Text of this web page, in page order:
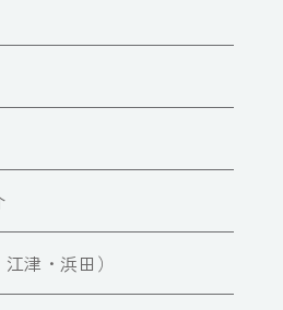
津・浜田）